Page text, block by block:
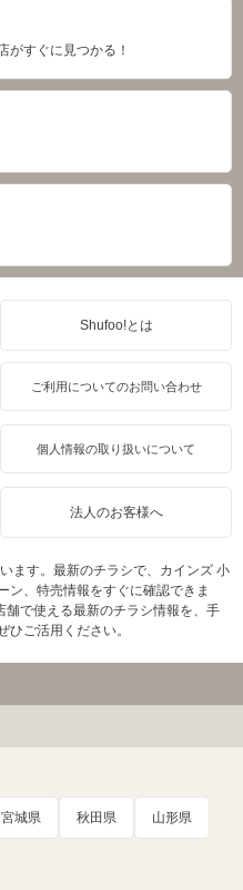
がすぐに見つかる！
Shufoo!とは
ご利用についてのお問い合わせ
個人情報の取り扱いについて
法人のお客様へ
ます。最新のチラシで、カインズ 小
ン、特売情報をすぐに確認できま
で使える最新のチラシ情報を、手
ご活用ください。
宮城県 秋田県 山形県